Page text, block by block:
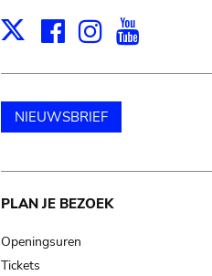
X Facebook
Instagram
NIEUWSBRIEF
Main
navigation
PLAN JE BEZOEK
Openingsuren
Tickets